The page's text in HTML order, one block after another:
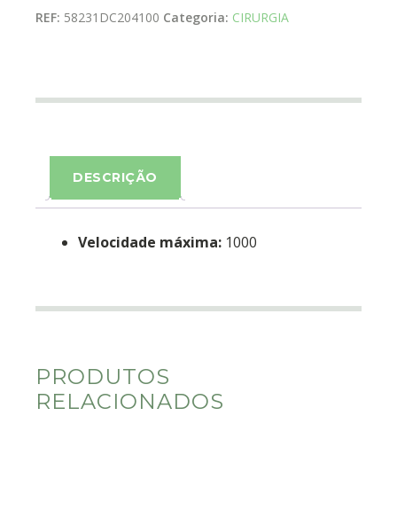
REF: 58231DC204100 Categoria: CIRURGIA
DESCRIÇÃO
Velocidade máxima: 1000
PRODUTOS
RELACIONADOS